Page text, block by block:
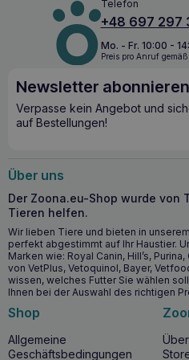
Aggressionen und nervöse
entzündungshemmende
das Risiko von Diabetes und
Appetitgefühl und verringern
Blutzuckerspiegels.
Wirkung von
Gedächtnisses und der
Gehirnfunktion. Phospholipide
Acetylcholinspiegel und
und Informationen
L-Carnitin – ist für den
Mitochondrien verantwortlich,
Coenzym Q10 (allgemein als
– ist ein wirksames Antioxidans,
beim Abfangen von freien
dieser Verbindung trägt zu
Konzentrationsschwäche und
Antioxidantien – eine
ergänzenden Antioxidantien:
Cystein und die Vitamine C und
wirksame Bekämpfung der
Alterungsprozess
Telefon
+48 697 297
Mo. - Fr. 10:00 -
Preis pro Anruf
Newsletter abonnieren
Verpasse kein Angebot und
auf Bestellungen!
Über uns
Der Zoona.eu-Shop wurde von
Tieren helfen.
Wir lieben Tiere und bieten in
perfekt abgestimmt auf Ihr Haustier.
Marken wie: Royal Canin, Hill’s,
von VetPlus, Vetoquinol, Bayer,
wissen, welches Futter Sie wählen
Ihnen bei der Auswahl des richtigen
Shop
Allgemeine
Geschäftsbedingungen